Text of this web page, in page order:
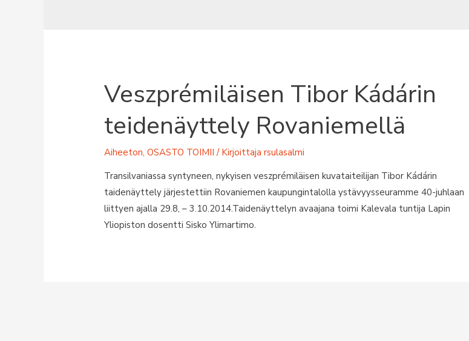
Veszprémiläisen Tibor Kádárin
teidenäyttely Rovaniemellä
Aiheeton,OSASTO TOIMII / Kirjoittajarsulasalmi
Transilvaniassa syntyneen, nykyisen veszprémiläisen kuvataiteilijan Tibor Kádárin
taidenäyttely järjestettiin Rovaniemen kaupungintalolla ystävyysseuramme 40-juhlaan
liittyen ajalla 29.8, – 3.10.2014.Taidenäyttelyn avaajana toimi Kalevala tuntija Lapin
Yliopiston dosentti Sisko Ylimartimo.